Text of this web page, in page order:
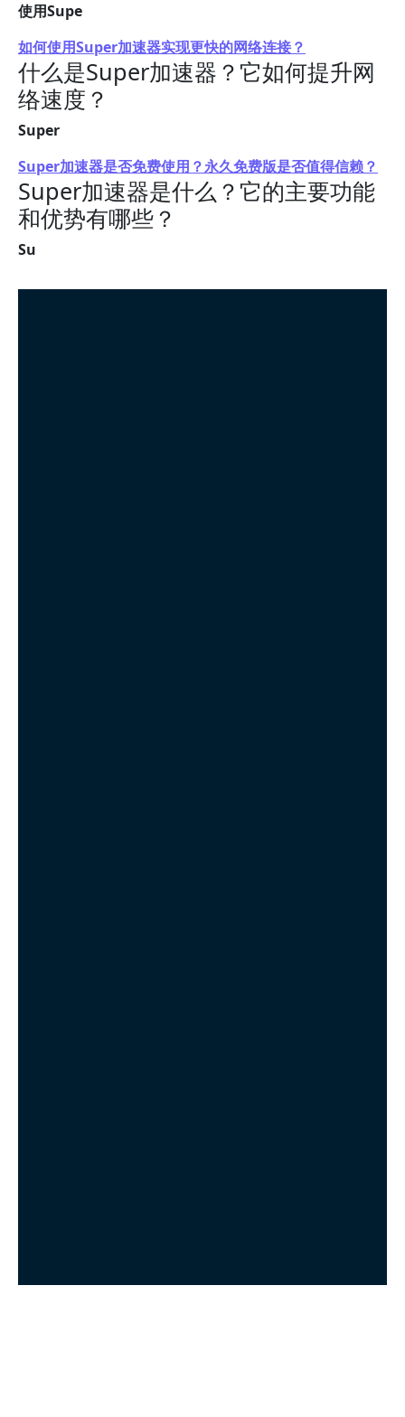
使用Supe
如何使用Super加速器实现更快的网络连接？
什么是Super加速器？它如何提升网
络速度？
Super
Super加速器是否免费使用？永久免费版是否值得信赖？
Super加速器是什么？它的主要功能
和优势有哪些？
Su